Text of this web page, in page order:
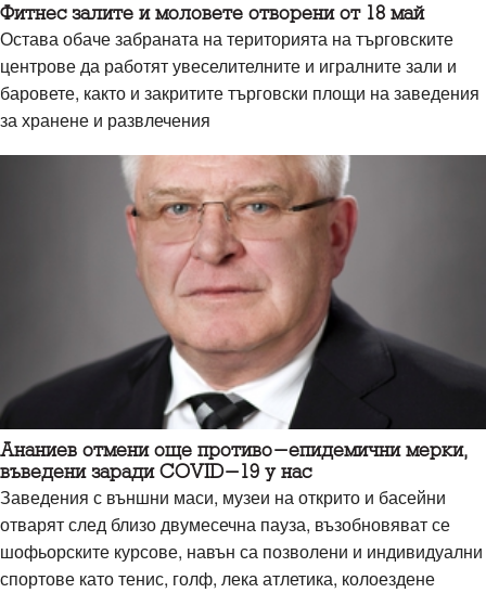
Фитнес залите и моловете отворени от 18 май
Остава обаче забраната на територията на търговските
центрове да работят увеселителните и игралните зали и
баровете, както и закритите търговски площи на заведения
за хранене и развлечения
Ананиев отмени още противо-епидемични мерки,
въведени заради COVID-19 у нас
Заведения с външни маси, музеи на открито и басейни
отварят след близо двумесечна пауза, възобновяват се
шофьорските курсове, навън са позволени и индивидуални
спортове като тенис, голф, лека атлетика, колоездене